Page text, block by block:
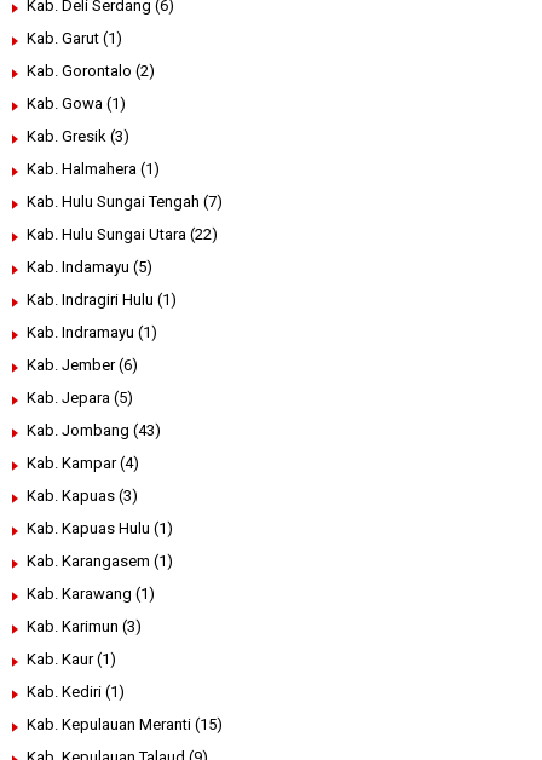
Kab. Deli Serdang (6)
Kab. Garut (1)
Kab. Gorontalo (2)
Kab. Gowa (1)
Kab. Gresik (3)
Kab. Halmahera (1)
Kab. Hulu Sungai Tengah (7)
Kab. Hulu Sungai Utara (22)
Kab. Indamayu (5)
Kab. Indragiri Hulu (1)
Kab. Indramayu (1)
Kab. Jember (6)
Kab. Jepara (5)
Kab. Jombang (43)
Kab. Kampar (4)
Kab. Kapuas (3)
Kab. Kapuas Hulu (1)
Kab. Karangasem (1)
Kab. Karawang (1)
Kab. Karimun (3)
Kab. Kaur (1)
Kab. Kediri (1)
Kab. Kepulauan Meranti (15)